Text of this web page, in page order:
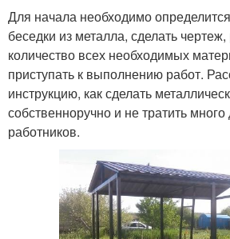
Для начала необходимо
беседки из металла, сделать чертеж,
количество всех необходимых
приступать к выполнению работ.
инструкцию, как сделать
собственноручно и не тратить
работников.